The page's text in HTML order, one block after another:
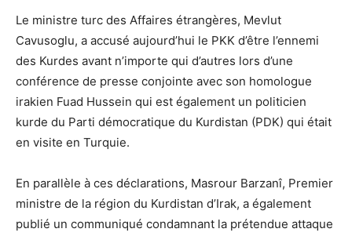
Le ministre turc des Affaires étrangères, Mevlut
Cavusoglu, a accusé aujourd’hui le PKK d’être l’ennemi
des Kurdes avant n’importe qui d’autres lors d’une
conférence de presse conjointe avec son homologue
irakien Fuad Hussein qui est également un politicien
kurde du Parti démocratique du Kurdistan (PDK) qui était
en visite en Turquie.
En parallèle à ces déclarations, Masrour Barzanî, Premier
ministre de la région du Kurdistan d’Irak, a également
publié un communiqué condamnant la prétendue attaque